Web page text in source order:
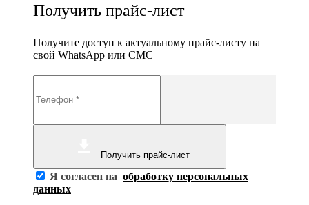
Получить прайс-лист
Получите доступ к актуальному прайс-листу на
свой WhatsApp или СМС
Получить прайс-лист
Я согласен на обработку персональных
данных